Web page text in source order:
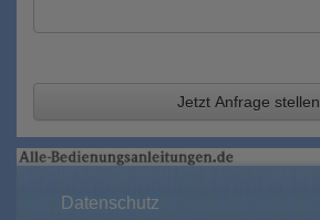
Jetzt Anfrage stellen
Datenschutz